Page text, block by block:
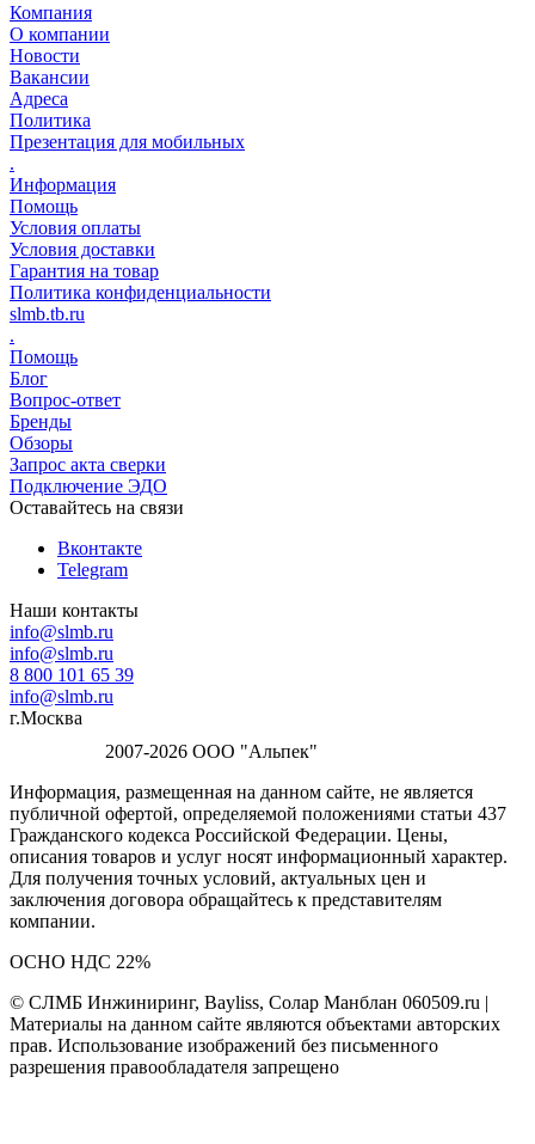
Компания
О компании
Новости
Вакансии
Адреса
Политика
Презентация для мобильных
.
Информация
Помощь
Условия оплаты
Условия доставки
Гарантия на товар
Политика конфиденциальности
slmb.tb.ru
.
Помощь
Блог
Вопрос-ответ
Бренды
Обзоры
Запрос акта сверки
Подключение ЭДО
Оставайтесь на связи
Вконтакте
Telegram
Наши контакты
info@slmb.ru
info@slmb.ru
8 800 101 65 39
info@slmb.ru
г.Москва
2007-2026 ООО "Альпек"
Информация, размещенная на данном сайте, не является
публичной офертой, определяемой положениями статьи 437
Гражданского кодекса Российской Федерации. Цены,
описания товаров и услуг носят информационный характер.
Для получения точных условий, актуальных цен и
заключения договора обращайтесь к представителям
компании.
ОСНО НДС 22%
© СЛМБ Инжиниринг, Bayliss, Солар Манблан 060509.ru |
Материалы на данном сайте являются объектами авторских
прав. Использование изображений без письменного
разрешения правообладателя запрещено